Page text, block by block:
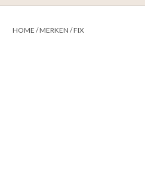
HOME /MERKEN /FIX